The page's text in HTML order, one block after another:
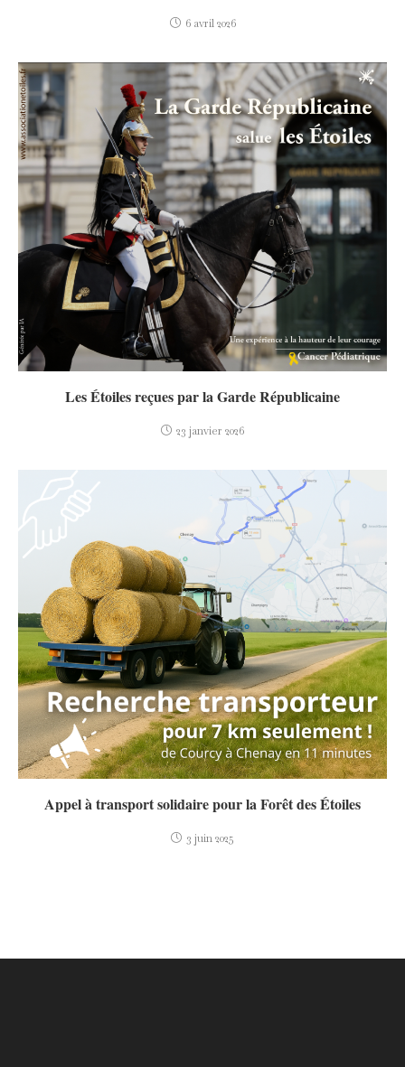
6 avril 2026
Les Étoiles reçues par la Garde Républicaine
23 janvier 2026
Appel à transport solidaire pour la Forêt des Étoiles
3 juin 2025